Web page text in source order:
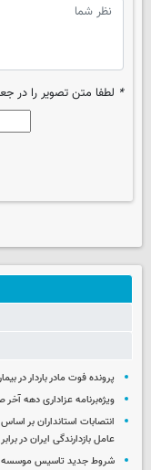
* لطفا متن تصویر را در
پرونده فوت مادر باردار در
ویژه‌برنامه عزاداری دهه
انتصابات استانداران بر
عامل بازدارندگی ایران در
شروط جدید تاسیس موسسه